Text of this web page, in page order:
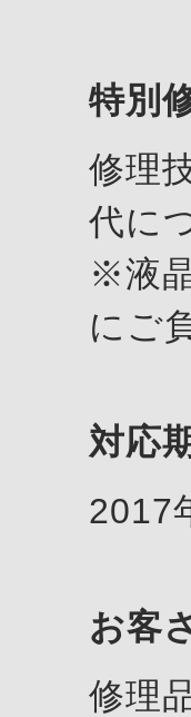
特別
修理
代に
※液
にご
対応
2017
お客
修理